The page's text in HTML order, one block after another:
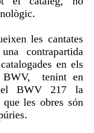
les cantates
contrapartida
en els
BWV, tenint en
BWV 217 la
les obres són